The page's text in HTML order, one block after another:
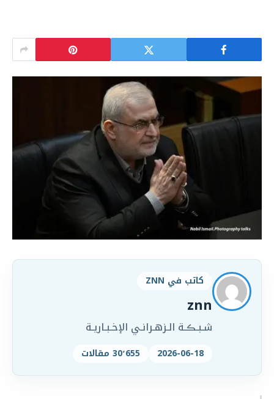
كاتب في ZNN
znn
شـبـڪـة الـزهـرانـي الإخـبـاريـة
2026-06-18 30٬655 مقالات